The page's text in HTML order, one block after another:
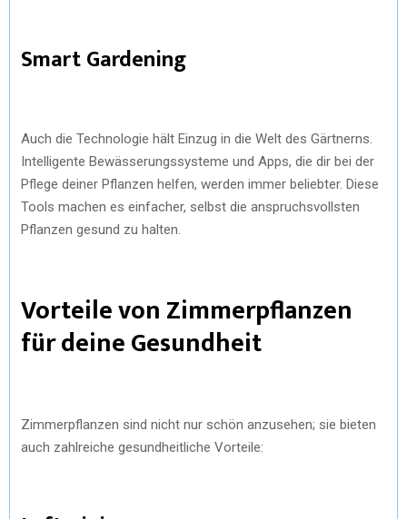
Smart Gardening
Auch die Technologie hält Einzug in die Welt des Gärtnerns.
Intelligente Bewässerungssysteme und Apps, die dir bei der
Pflege deiner Pflanzen helfen, werden immer beliebter. Diese
Tools machen es einfacher, selbst die anspruchsvollsten
Pflanzen gesund zu halten.
Vorteile von Zimmerpflanzen
für deine Gesundheit
Zimmerpflanzen sind nicht nur schön anzusehen; sie bieten
auch zahlreiche gesundheitliche Vorteile: